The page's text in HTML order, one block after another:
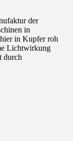
der
in
in Kupfer roh
Lichtwirkung
durch